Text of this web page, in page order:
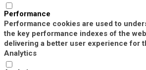
Performance
Performance cookies are used to
the key performance indexes of the
delivering a better user experience for
Analytics